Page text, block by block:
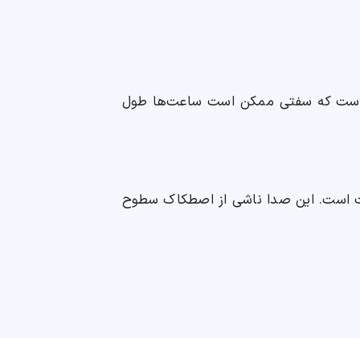
که سفتی ممکن است ساعت‌ها طول
است. این صدا ناشی از اصطکاک سطوح